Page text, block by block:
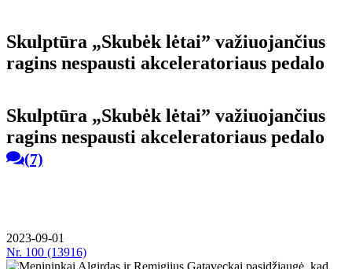
Skulp­tū­ra „Sku­bėk lė­tai” va­žiuo­jan­čius
ra­gins ne­spaus­ti ak­ce­le­ra­to­riaus pe­da­lo
Skulp­tū­ra „Sku­bėk lė­tai” va­žiuo­jan­čius
ra­gins ne­spaus­ti ak­ce­le­ra­to­riaus pe­da­lo
(7)
2023-09-01
Nr. 100 (13916)